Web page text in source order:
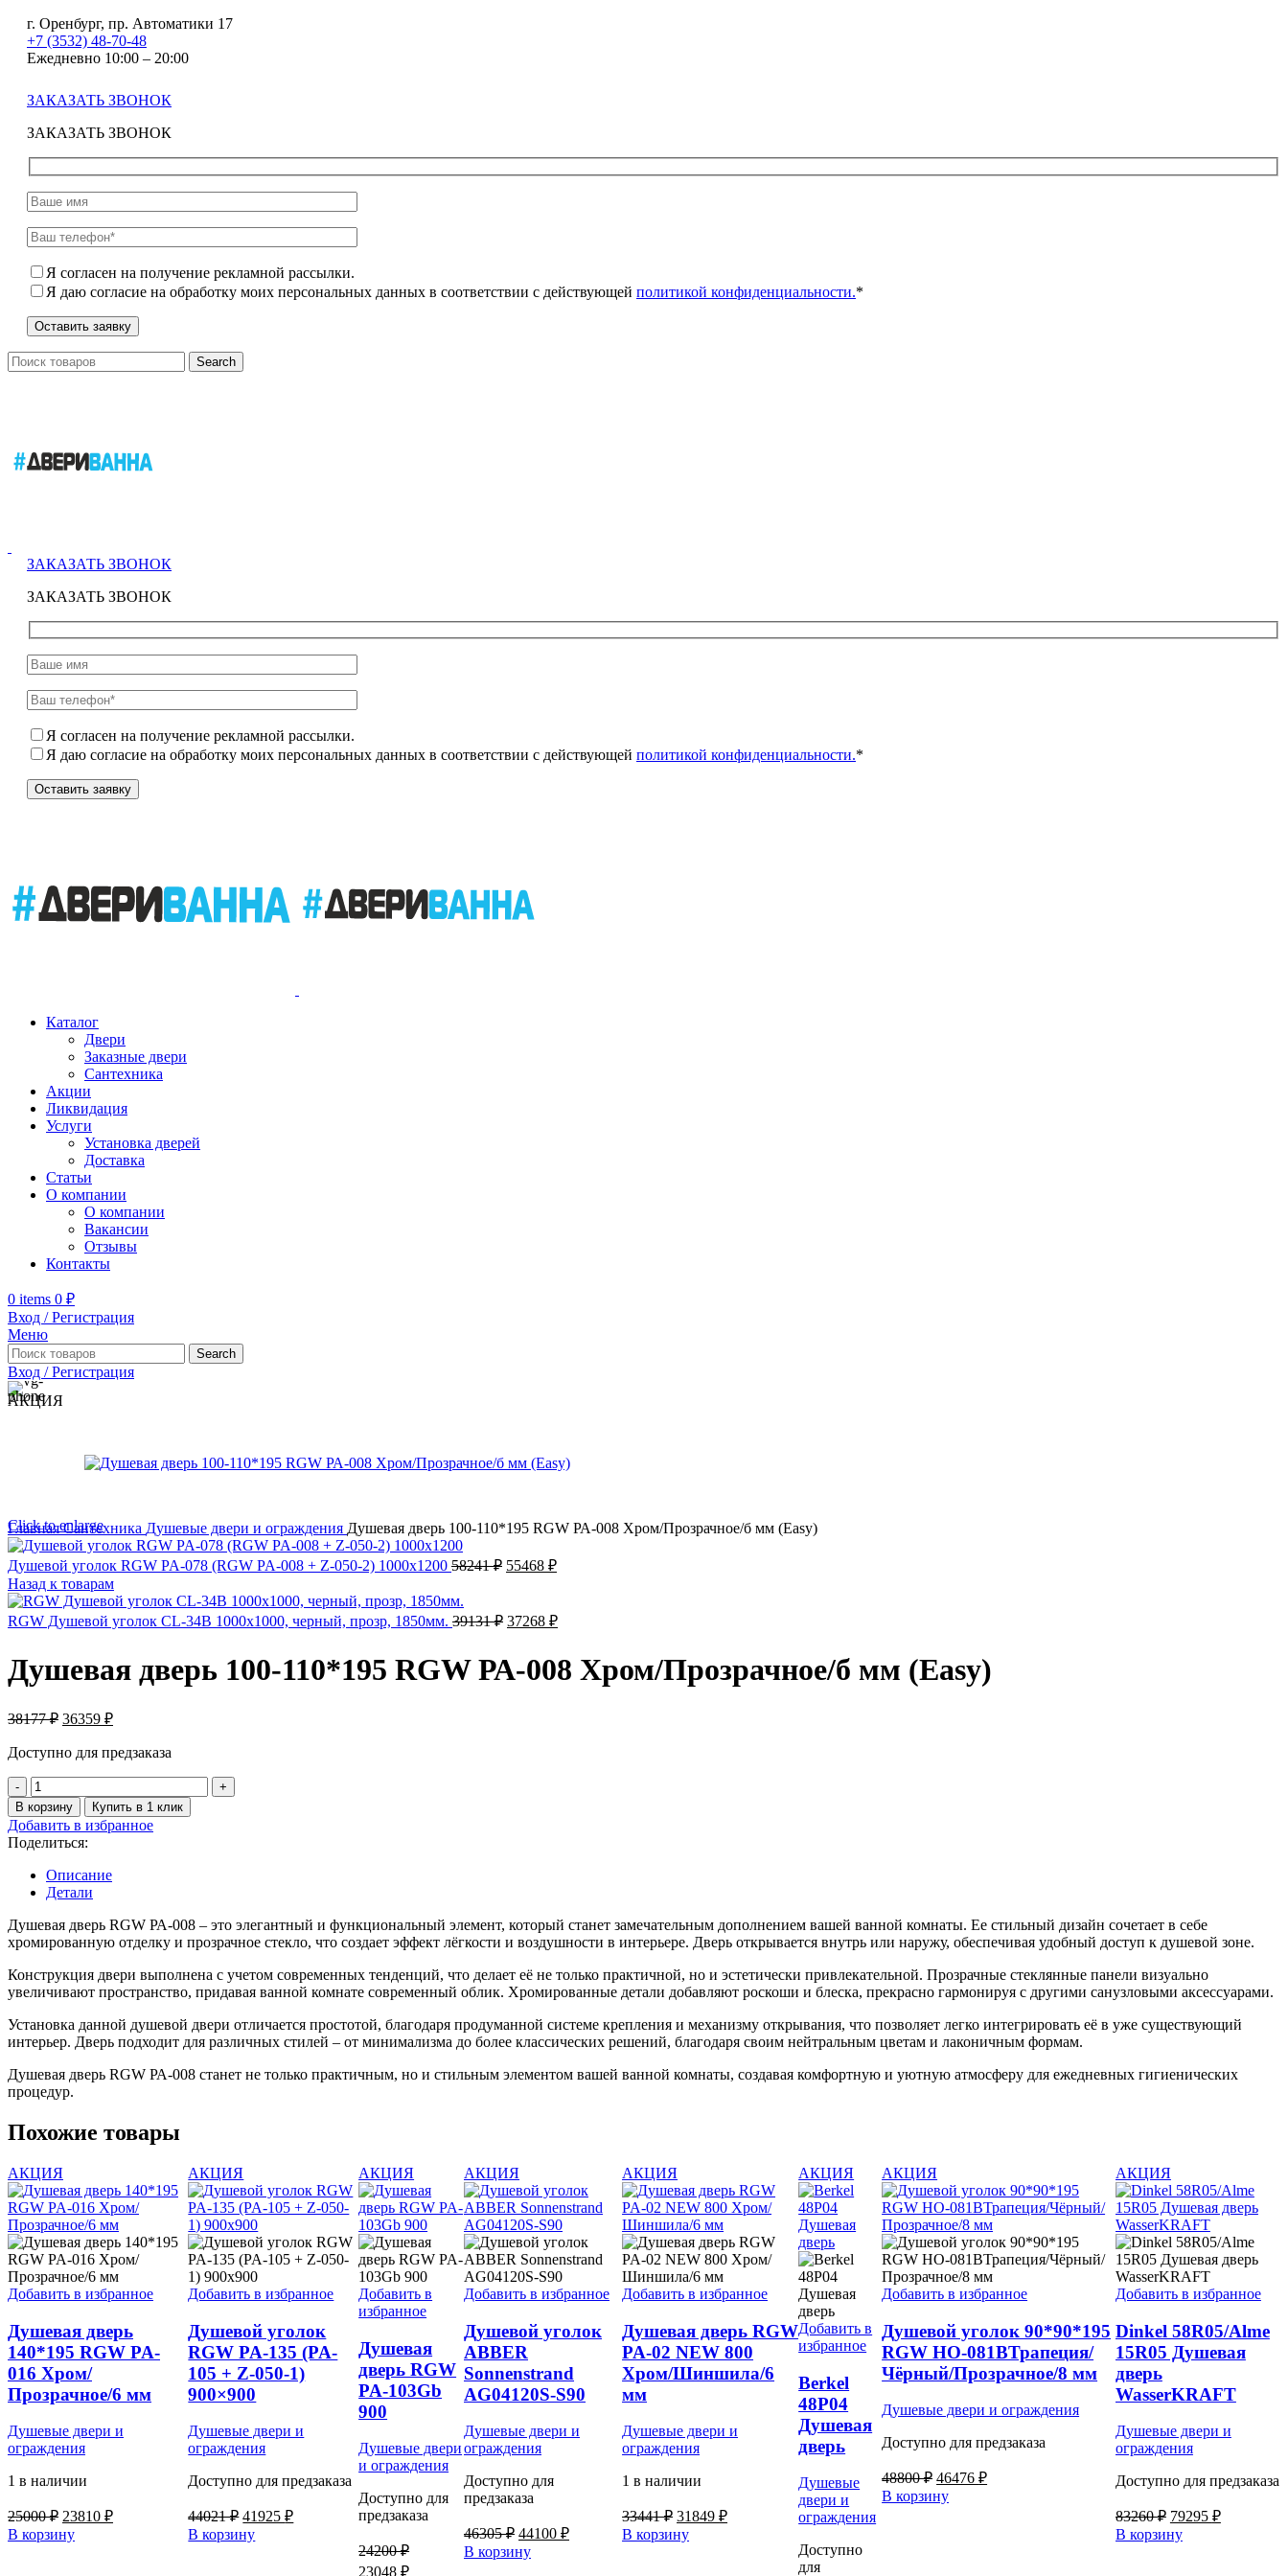
г. Оренбург, пр. Автоматики 17
+7 (3532) 48-70-48
Ежедневно 10:00 – 20:00
ЗАКАЗАТЬ ЗВОНОК
ЗАКАЗАТЬ ЗВОНОК
Я согласен на получение рекламной рассылки.
Я даю согласие на обработку моих персональных данных в соответствии с действующей политикой конфиденциальности.*
Search
ЗАКАЗАТЬ ЗВОНОК
ЗАКАЗАТЬ ЗВОНОК
Я согласен на получение рекламной рассылки.
Я даю согласие на обработку моих персональных данных в соответствии с действующей политикой конфиденциальности.*
Каталог
Двери
Заказные двери
Сантехника
Акции
Ликвидация
Услуги
Установка дверей
Доставка
Статьи
О компании
О компании
Вакансии
Отзывы
Контакты
0 items 0 ₽
Вход / Регистрация
Меню
Search
Вход / Регистрация
АКЦИЯ
Click to enlarge
ГлавнаяСантехника Душевые двери и ограждения Душевая дверь 100-110*195 RGW РА-008 Хром/Прозрачное/б мм (Easy)
Душевой уголок RGW PA-078 (RGW PA-008 + Z-050-2) 1000x1200 58241₽ Первоначальная
58241 ₽.
55468 ₽Текущая
Назад к товарам
RGW Душевой уголок CL-34B 1000x1000, черный, прозр, 1850мм. 39131₽ Первоначальная
39131 ₽.
37268 ₽Текущая
Душевая дверь 100-110*195 RGW РА-008 Хром/Прозрачное/б мм (Easy)
38177₽ Первоначальная
составляла
36359 ₽Текущая
36359 ₽.
Доступно для предзаказа
Количество
товара
Душевая
дверь
100-
110*195
RGW
РА-008
Хром/
Прозрачное/
мм
(Easy)
В корзину Купить в 1 клик
Добавить в избранное
Поделиться:
Описание
Детали
Душевая дверь RGW РА-008 – это элегантный и функциональный элемент, который станет замечательным дополнением вашей ванной комнаты. Ее стильный дизайн сочетает в себе
хромированную отделку и прозрачное стекло, что создает эффект лёгкости и воздушности в интерьере. Дверь открывается внутрь или наружу, обеспечивая удобный доступ к душевой зоне.
Конструкция двери выполнена с учетом современных тенденций, что делает её не только практичной, но и эстетически привлекательной. Прозрачные стеклянные панели визуально
увеличивают пространство, придавая ванной комнате современный облик. Хромированные детали добавляют роскоши и блеска, прекрасно гармонируя с другими санузловыми аксессуарами.
Установка данной душевой двери отличается простотой, благодаря продуманной системе крепления и механизму открывания, что позволяет легко интегрировать её в уже существующий
интерьер. Дверь подходит для различных стилей – от минимализма до более классических решений, благодаря своим нейтральным цветам и лаконичным формам.
Душевая дверь RGW РА-008 станет не только практичным, но и стильным элементом вашей ванной комнаты, создавая комфортную и уютную атмосферу для ежедневных гигиенических
процедур.
Похожие товары
АКЦИЯ
Добавить в избранное
Душевая дверь
140*195 RGW PA-
016 Хром/
Прозрачное/6 мм
Душевые двери и
ограждения
1 в наличии
25000₽ Первоначальная
цена
составляла
23810 ₽Текущая
В корзину
АКЦИЯ
Добавить в избранное
Душевой уголок
RGW PA-135 (PA-
105 + Z-050-1)
900×900
Душевые двери и
ограждения
Доступно для предзаказа
44021₽ Первоначальная
цена
составляла
41925₽Текущая
В корзину
АКЦИЯ
Добавить в
избранное
Душевая
дверь RGW
PA-103Gb
900
Душевые двери
и ограждения
Доступно для
предзаказа
24200₽
Первоначальная
23048₽Текущая
АКЦИЯ
Добавить в избранное
Душевой уголок
ABBER
Sonnenstrand
AG04120S-S90
Душевые двери и
ограждения
Доступно для
предзаказа
46305₽ Первоначальная
цена
составляла
44100 ₽Текущая
В корзину
АКЦИЯ
Добавить в избранное
Душевая дверь RGW
PA-02 NEW 800
Хром/Шиншила/6
мм
Душевые двери и
ограждения
1 в наличии
33441₽ Первоначальная
цена
составляла
31849₽Текущая
В корзину
АКЦИЯ
Добавить в
избранное
Berkel
48P04
Душевая
дверь
Душевые
двери и
ограждения
Доступно
для
АКЦИЯ
Добавить в избранное
Душевой уголок 90*90*195
RGW HO-081BТрапеция/
Чёрный/Прозрачное/8 мм
Душевые двери и ограждения
Доступно для предзаказа
48800₽ Первоначальная
цена
составляла
46476₽Текущая
В корзину
АКЦИЯ
Добавить в избранное
Dinkel 58R05/Alme
15R05 Душевая
дверь
WasserKRAFT
Душевые двери и
ограждения
Доступно для предзаказа
83260₽ Первоначальная
цена
составляла
79295 ₽Текущая
В корзину